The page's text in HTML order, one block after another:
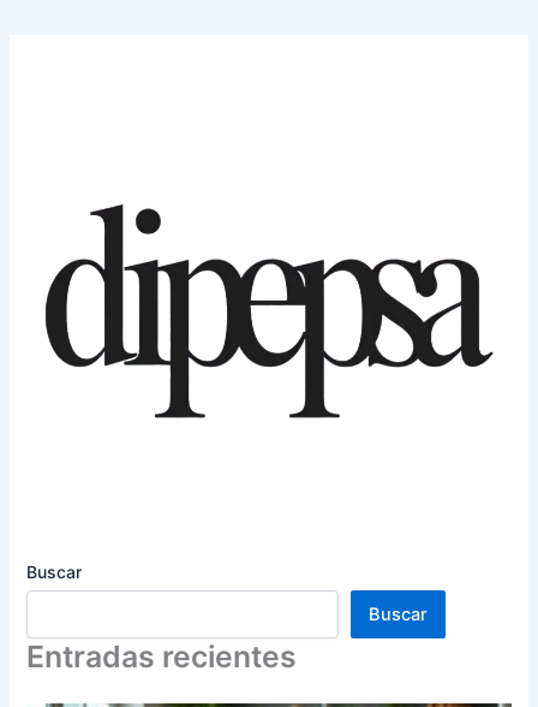
Buscar
Buscar
Entradas recientes